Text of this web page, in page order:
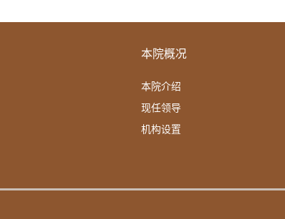
本院概况
本院介绍
现任领导
机构设置